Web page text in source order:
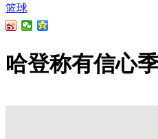
篮球
哈登称有信心